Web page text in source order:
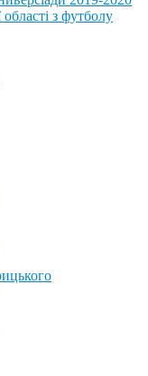
з футболу